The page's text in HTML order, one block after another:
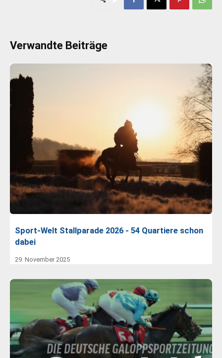
Verwandte Beiträge
Sport-Welt Stallparade 2026 - 54 Quartiere schon
dabei
29. November 2025